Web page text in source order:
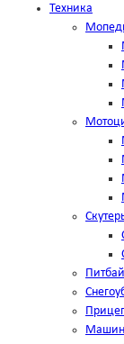
Техника